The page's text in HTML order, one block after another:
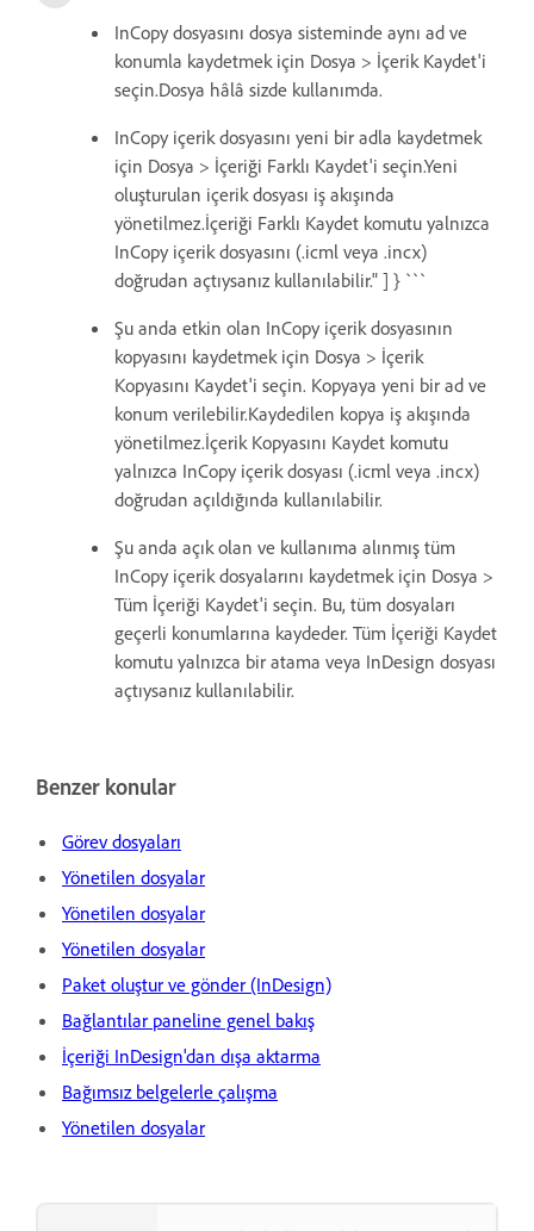
InCopy dosyasını dosya sisteminde aynı ad ve
konumla kaydetmek için Dosya > İçerik Kaydet'i
seçin.Dosya hâlâ sizde kullanımda.
InCopy içerik dosyasını yeni bir adla kaydetmek
için Dosya > İçeriği Farklı Kaydet'i seçin.Yeni
oluşturulan içerik dosyası iş akışında
yönetilmez.İçeriği Farklı Kaydet komutu yalnızca
InCopy içerik dosyasını (.icml veya .incx)
doğrudan açtıysanız kullanılabilir." ] } ```
Şu anda etkin olan InCopy içerik dosyasının
kopyasını kaydetmek için Dosya > İçerik
Kopyasını Kaydet'i seçin. Kopyaya yeni bir ad ve
konum verilebilir.Kaydedilen kopya iş akışında
yönetilmez.İçerik Kopyasını Kaydet komutu
yalnızca InCopy içerik dosyası (.icml veya .incx)
doğrudan açıldığında kullanılabilir.
Şu anda açık olan ve kullanıma alınmış tüm
InCopy içerik dosyalarını kaydetmek için Dosya >
Tüm İçeriği Kaydet'i seçin. Bu, tüm dosyaları
geçerli konumlarına kaydeder. Tüm İçeriği Kaydet
komutu yalnızca bir atama veya InDesign dosyası
açtıysanız kullanılabilir.
Benzer konular
Görev dosyaları
Yönetilen dosyalar
Yönetilen dosyalar
Yönetilen dosyalar
Paket oluştur ve gönder (InDesign)
Bağlantılar paneline genel bakış
İçeriği InDesign'dan dışa aktarma
Bağımsız belgelerle çalışma
Yönetilen dosyalar